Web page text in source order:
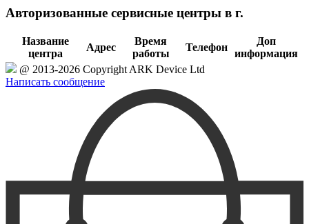
Авторизованные сервисные центры в г.
Название
центра
Адрес
Время
работы
Телефон
Доп
информация
@ 2013-2026 Copyright ARK Device Ltd
Написать сообщение